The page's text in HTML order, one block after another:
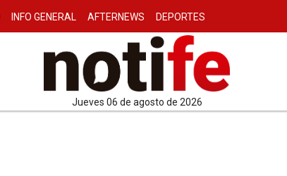
INFO GENERAL AFTERNEWS DEPORTES
jueves 06 de agosto de 2026